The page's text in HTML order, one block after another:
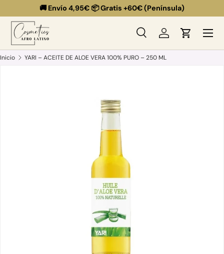
Ir al contenido
🚚 Envío 4,95€ 📦 Gratis +60€ (Península)
Buscar
Buscar
BuscarIniciar sesión
Carrito
Menú
Inicio YARI – ACEITE DE ALOE VERA 100% PURO – 250 ML